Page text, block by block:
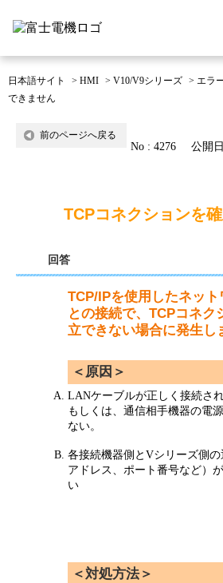
日本語サイト > HMI > V10/V9シリーズ > エラ
できません
前のページへ戻る
No : 4276 公開
TCPコネクションを
回答
TCP/IPを使用したネッ
との接続で、TCPコネク
立できない場合に発生し
＜原因＞
LANケーブルが正しく接続され
もしくは、通信相手機器の電
ない。
各接続機器側とVシリーズ側
アドレス、ポート番号など）
い
＜対処方法＞